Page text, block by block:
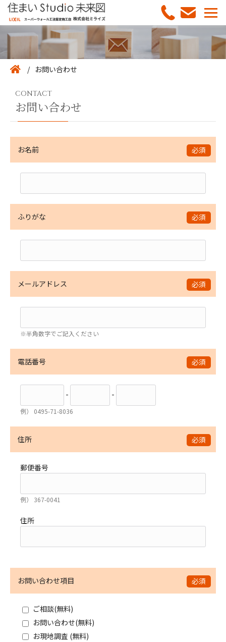
お問い合わせ
CONTACT
お問い合わせ
お名前 必須
ふりがな 必須
メールアドレス 必須
※半角数字でご記入ください
電話番号 必須
- -
例） 0495-71-8036
住所 必須
郵便番号
例） 367-0041
住所
お問い合わせ項目 必須
ご相談(無料)
お問い合わせ(無料)
お現地調査 (無料)